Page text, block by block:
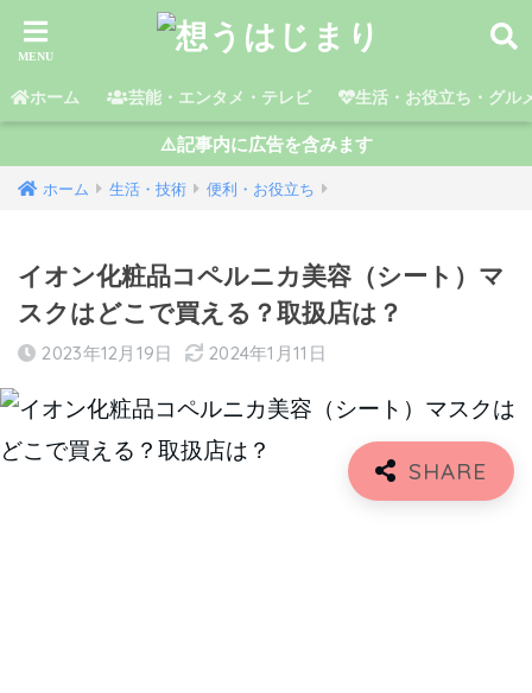
ホーム 芸能・エンタメ・テレビ 生活・お役立ち・グル
⚠️記事内に広告を含みます
ホーム 生活・技術 便利・お役立ち
イオン化粧品コペルニカ美容（シート）マ
スクはどこで買える？取扱店は？
2023年12月19日 2024年1月11日